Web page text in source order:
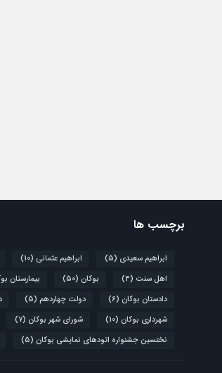
برچسب ها
ابراهیم سعیدی (5) ابراهیم عثمانی (10)
اهل سنت (4) بوکان (50) بیمارستان
دادستان بوکان (6) دولت چهاردهم (5)
شهرداری بوکان (10) شورای شهر بوکان (7)
نختسین جشنواره اتودهای نمایشی بوکان (5)